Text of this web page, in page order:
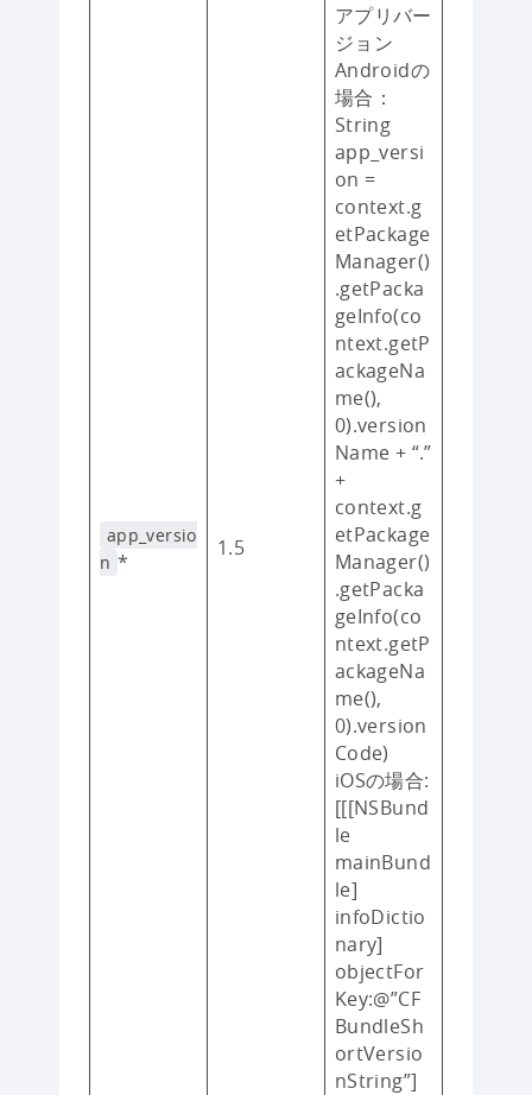
app_versio
n *
1.5
アプリバー
ジョン
Androidの
場合：
String
app_versi
on =
context.g
etPackage
Manager()
.getPacka
geInfo(co
ntext.getP
ackageNa
me(),
0).version
Name + “.”
+
context.g
etPackage
Manager()
.getPacka
geInfo(co
ntext.getP
ackageNa
me(),
0).version
Code)
iOSの場合:
[[[NSBund
le
mainBund
le]
infoDictio
nary]
objectFor
Key:@”CF
BundleSh
ortVersio
nString”]